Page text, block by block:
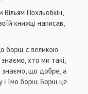
Похльобкін,
книжці написав,
борщ є великою
хто ми такі,
знаємо, що добре, а
і їмо борщ. Борщ це